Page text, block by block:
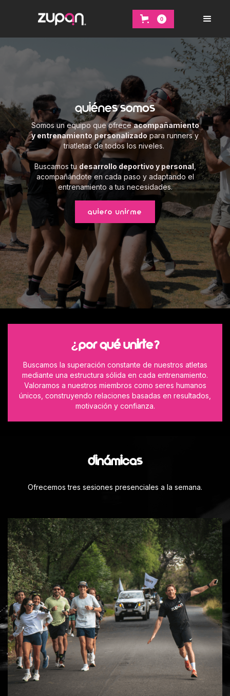
0
quiénes somos
Somos un equipo que ofreceacompañamiento
y entrenamiento personalizado para runners y
triatletas de todos los niveles.
Buscamos tudesarrollo deportivo y personal
acompañándote en cada paso y adaptando el
entrenamiento a tus necesidades.
QUIERO UNIRME
¿POR QUé UNIRTE?
Buscamos la superación constante de nuestros atletas
mediante una estructura sólida en cada entrenamiento.
Valoramos a nuestros miembros como seres humanos
únicos, construyendo relaciones basadas en resultados,
motivación y confianza.
dinámicas
Ofrecemos tres sesiones presenciales a la semana.